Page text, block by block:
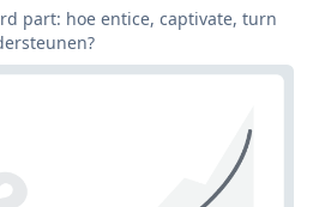
part: hoe entice, captivate, turn